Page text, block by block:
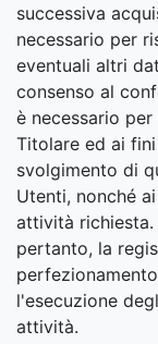
successiva
necessario per
eventuali altri
consenso al
è necessario
Titolare ed ai
svolgimento di
Utenti, nonché
attività
pertanto, la
l'esecuzione
attività.